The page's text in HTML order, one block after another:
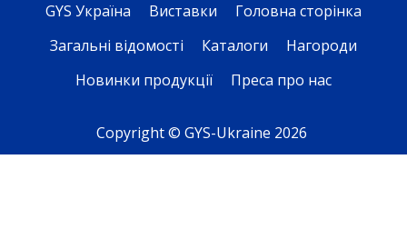
GYS Україна Виставки
Головна сторінка
Загальні відомості
Каталоги
Нагороди
Новинки продукції
Преса про нас
Copyright © GYS-Ukraine 2026